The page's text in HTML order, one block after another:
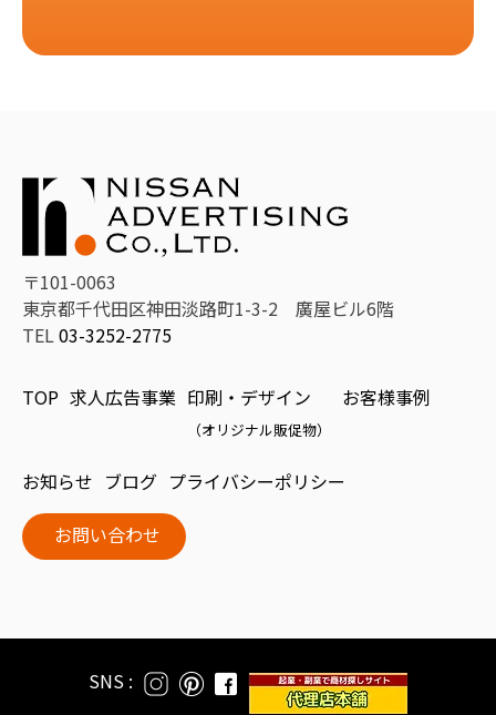
〒101-0063
東京都千代田区神田淡路町1-3-2 廣屋ビル6階
TEL03-3252-2775
TOP 求人広告事業 印刷・デザイン
（オリジナル販促物）
お客様事例
お知らせ ブログ プライバシーポリシー
お問い合わせ
SNS :